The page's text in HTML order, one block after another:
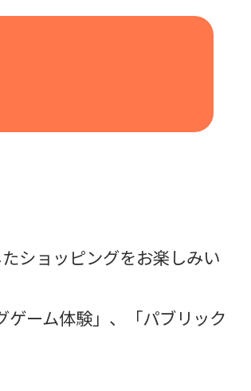
ショッピングをお楽しみい
ーム体験」、「パブリック